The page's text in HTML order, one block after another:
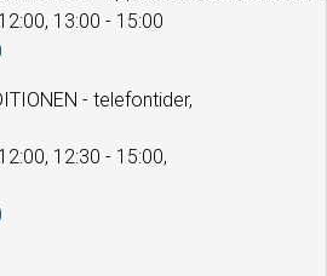
13:00 - 15:00
- telefontider,
12:30 - 15:00,